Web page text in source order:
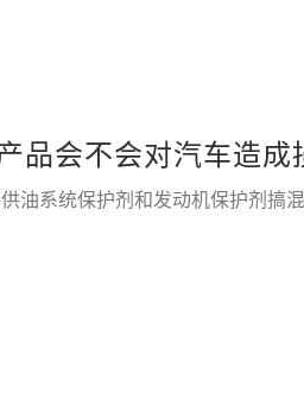
品会不会对汽车造成
油系统保护剂和发动机保护剂搞